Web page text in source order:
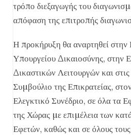
τρόπο διεξαγωγής του
απόφαση της επιτροπής
Η προκήρυξη θα αναρτηθεί στην
Υπουργείου ∆ικαιοσύνης, στην
∆ικαστικών Λειτουργών και στις
Συµβούλιο της Επικρατείας,
Ελεγκτικό Συνέδριο, σε όλα τα
της Χώρας µε επιµέλεια των
Εφετών, καθώς και σε όλους